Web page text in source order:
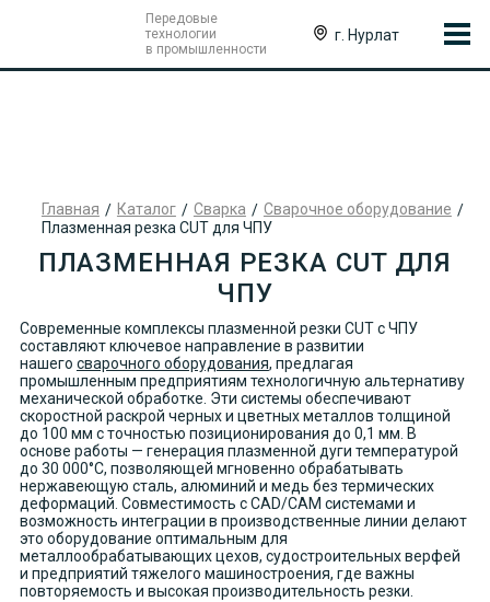
Передовые
технологии
в промышленности
г. Нурлат
Главная Каталог Сварка
Сварочное оборудование
Плазменная резка CUT для ЧПУ
ПЛАЗМЕННАЯ РЕЗКА CUT ДЛЯ
ЧПУ
Современные комплексы плазменной резки CUT с ЧПУ
составляют ключевое направление в развитии
нашего сварочного оборудования, предлагая
промышленным предприятиям технологичную альтернативу
механической обработке. Эти системы обеспечивают
скоростной раскрой черных и цветных металлов толщиной
до 100 мм с точностью позиционирования до 0,1 мм. В
основе работы — генерация плазменной дуги температурой
до 30 000°C, позволяющей мгновенно обрабатывать
нержавеющую сталь, алюминий и медь без термических
деформаций. Совместимость с CAD/CAM системами и
возможность интеграции в производственные линии делают
это оборудование оптимальным для
металлообрабатывающих цехов, судостроительных верфей
и предприятий тяжелого машиностроения, где важны
повторяемость и высокая производительность резки.